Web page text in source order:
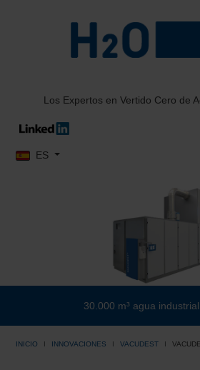
Los Expertos en Vertido Cero de
Seleccione su idioma
ES
30.000 m³ agua
INICIO INNOVACIONES VACUDEST